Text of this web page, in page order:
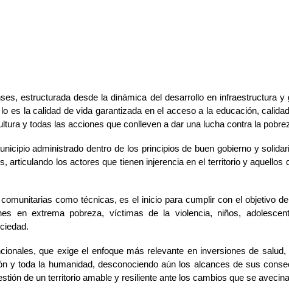
estructurada desde la dinámica del desarrollo en infraestructura y
la calidad de vida garantizada en el acceso a la educación,
y todas las acciones que conlleven a dar una lucha contra la
administrado dentro de los principios de buen gobierno y
los actores que tienen injerencia en el territorio y aquellos
como técnicas, es el inicio para cumplir con el objetivo
en extrema pobreza, víctimas de la violencia, niños,
que exige el enfoque más relevante en inversiones de
toda la humanidad, desconociendo aún los alcances de sus
de un territorio amable y resiliente ante los cambios que se